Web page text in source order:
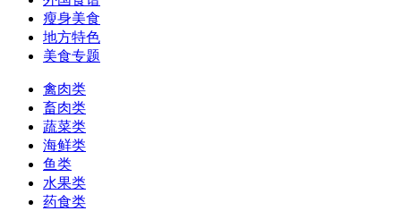
瘦身美食
地方特色
美食专题
禽肉类
畜肉类
蔬菜类
海鲜类
鱼类
水果类
药食类